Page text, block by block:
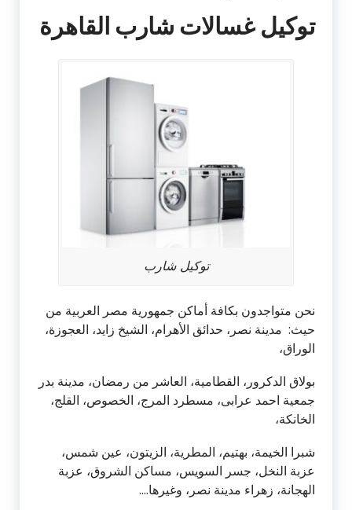
توكيل غسالات شارب القاهرة
توكيل شارب
نحن متواجدون بكافة أماكن جمهورية مصر العربية من
حيث: مدينة نصر، حدائق الأهرام، الشيخ زايد، العجوزة،
الوراق،
بولاق الدكرور، القطامية، العاشر من رمضان، مدينة بدر
جمعية احمد عرابى، مسطرد المرج، الخصوص، القلج،
الخانكة،
شبرا الخيمة، بهتيم، المطرية، الزيتون، عين شمس،
عزبة النخل، جسر السويس، مساكن الشروق، عزبة
الهجانة، زهراء مدينة نصر، وغيرها….